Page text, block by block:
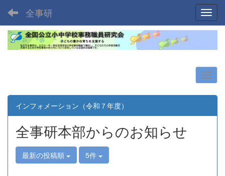
全事研
インフォメーション（令和７年度）
全事研本部からのお知らせ
最新の投稿順 5件